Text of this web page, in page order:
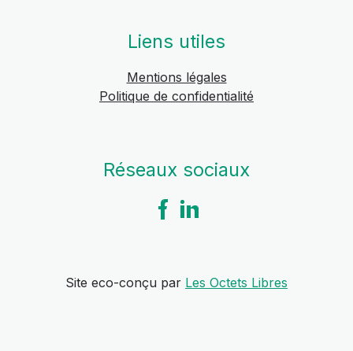
Liens utiles
Mentions légales
Politique de confidentialité
Réseaux sociaux
Site eco-conçu par Les Octets Libres